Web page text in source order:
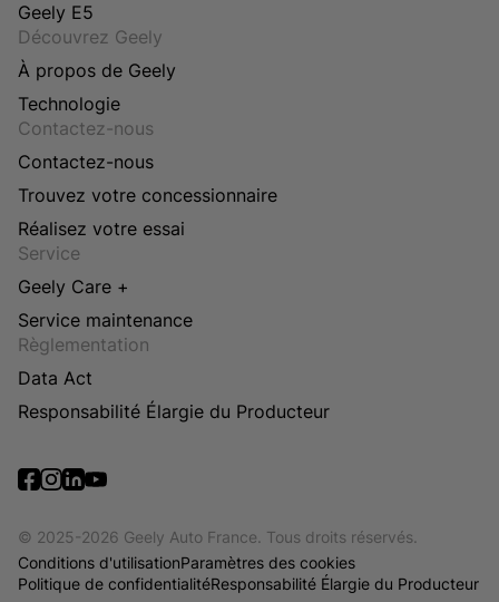
Geely E5
Découvrez Geely
À propos de Geely
Technologie
Contactez-nous
Contactez-nous
Trouvez votre concessionnaire
Réalisez votre essai
Service
Geely Care +
Service maintenance
Règlementation
Data Act
Responsabilité Élargie du Producteur
© 2025-2026 Geely Auto France. Tous droits réservés.
Conditions d'utilisationParamètres des cookies
Politique de confidentialitéResponsabilité Élargie du Producteur